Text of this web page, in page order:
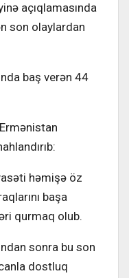
açıqlamasında
son olaylardan
baş verən 44
həmişə öz
başa
qurmaq olub.
sonra bu son
dostluq